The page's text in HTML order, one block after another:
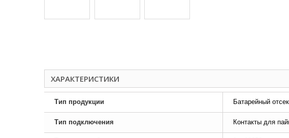
ХАРАКТЕРИСТИКИ
Тип продукции Батарейный отсек
Тип подключения Контакты для